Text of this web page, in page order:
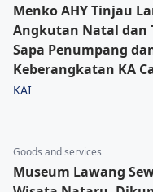
Menko AHY Tinjau
Angkutan Natal dan
Sapa Penumpang
Keberangkatan KA
Gambir
KAI
Goods and services
Museum Lawang